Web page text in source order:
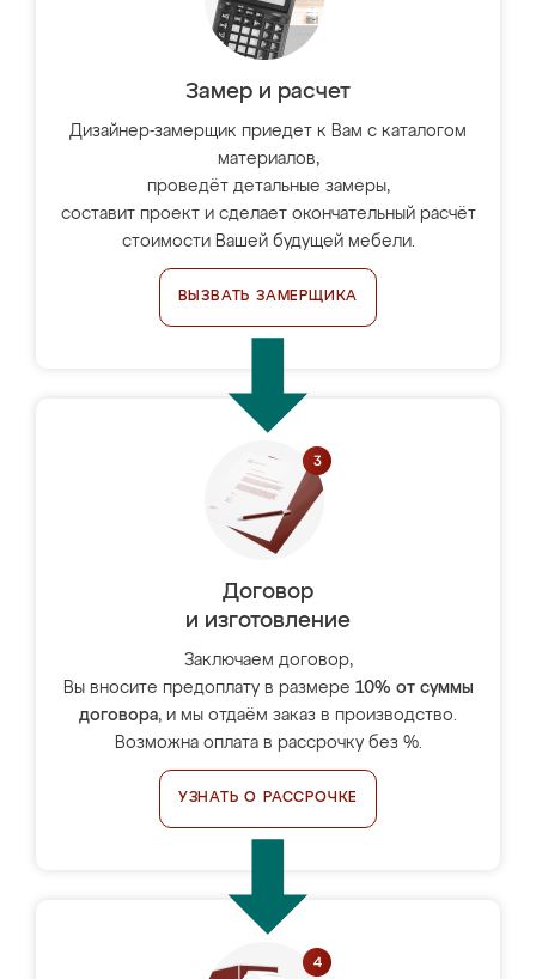
Замер и расчет
Дизайнер-замерщик приедет к Вам с каталогом
материалов,
проведёт детальные замеры,
составит проект и сделает окончательный расчёт
стоимости Вашей будущей мебели.
ВЫЗВАТЬ ЗАМЕРЩИКА
Договор
и изготовление
Заключаем договор,
Вы вносите предоплату в размере 10% от суммы
договора, и мы отдаём заказ в производство.
Возможна оплата в рассрочку без %.
УЗНАТЬ О РАССРОЧКЕ